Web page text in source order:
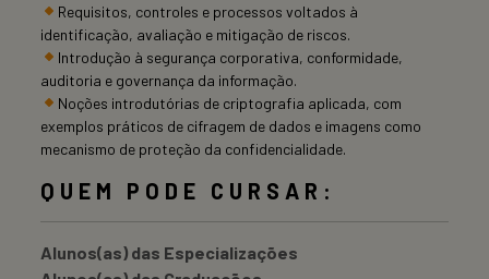
Requisitos, controles e processos voltados à
identificação, avaliação e mitigação de riscos.
Introdução à segurança corporativa, conformidade,
auditoria e governança da informação.
Noções introdutórias de criptografia aplicada, com
exemplos práticos de cifragem de dados e imagens como
mecanismo de proteção da confidencialidade.
QUEM PODE CURSAR:
Alunos(as) das Especializações